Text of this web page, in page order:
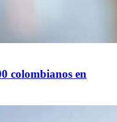
colombianos en